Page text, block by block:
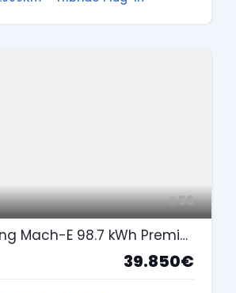
56
Ford Mustang Mach-E 98.7 kWh Premium
39.850€